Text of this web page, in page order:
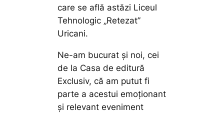
care se află astăzi Liceul
Tehnologic „Retezat”
Uricani.
Ne-am bucurat și noi, cei
de la Casa de editură
Exclusiv, că am putut fi
parte a acestui emoționant
și relevant eveniment